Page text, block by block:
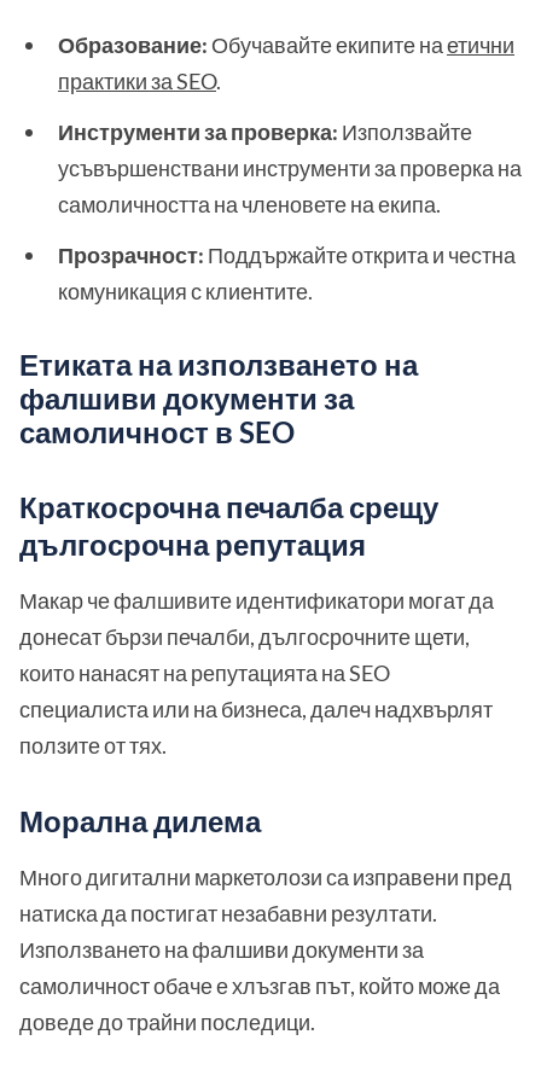
Образование: Обучавайте екипите наетични
практики за SEO.
Инструменти за проверка: Използвайте
усъвършенствани инструменти за проверка на
самоличността на членовете на екипа.
Прозрачност: Поддържайте открита и честна
комуникация с клиентите.
Етиката на използването на
фалшиви документи за
самоличност в SEO
Краткосрочна печалба срещу
дългосрочна репутация
Макар че фалшивите идентификатори могат да
донесат бързи печалби, дългосрочните щети,
които нанасят на репутацията на SEO
специалиста или на бизнеса, далеч надхвърлят
ползите от тях.
Морална дилема
Много дигитални маркетолози са изправени пред
натиска да постигат незабавни резултати.
Използването на фалшиви документи за
самоличност обаче е хлъзгав път, който може да
доведе до трайни последици.